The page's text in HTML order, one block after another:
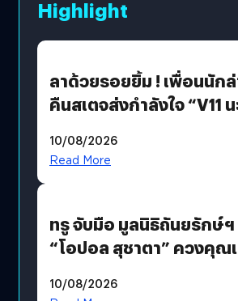
Highlight
ลาด้วยรอยยิ้ม ! เพื่อนนัก
คืนสเตจส่งกำลังใจ “V11 น
รักแน่นฮอลล์
10/08/2026
Read More
ทรู จับมือ มูลนิธิถันยรักษ์ฯ
“โอปอล สุชาตา” ควงคุณ
เติมเต็มความหมายวันแม่ปีนี้
10/08/2026